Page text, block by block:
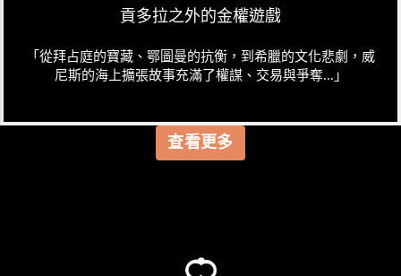
貢多拉之外的金權遊戲
「從拜占庭的寶藏、鄂圖曼的抗衡，到希臘的文化悲劇，威
尼斯的海上擴張故事充滿了權謀、交易與爭奪...」
查看更多